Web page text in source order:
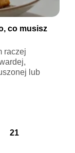
co musisz
raczej
lub
21